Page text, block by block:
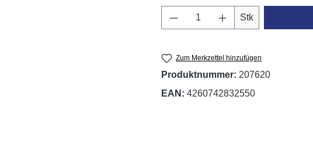
Produkt Anzahl: Gib
Stk
Zum Merkzettel hinzufügen
Produktnummer: 207620
EAN: 4260742832550